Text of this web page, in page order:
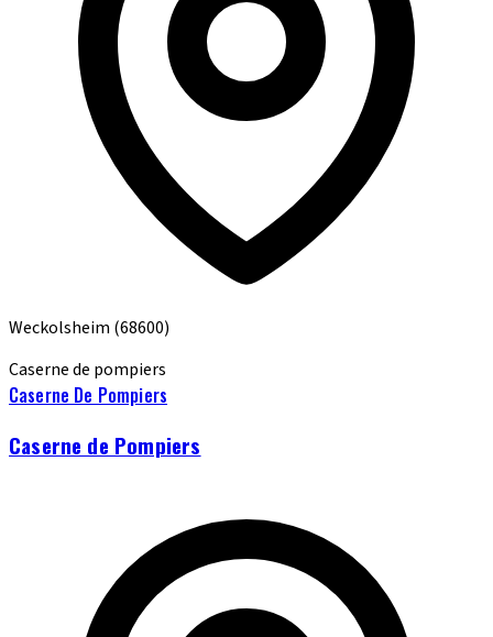
Weckolsheim (68600)
Caserne de pompiers
Caserne De Pompiers
Caserne de Pompiers